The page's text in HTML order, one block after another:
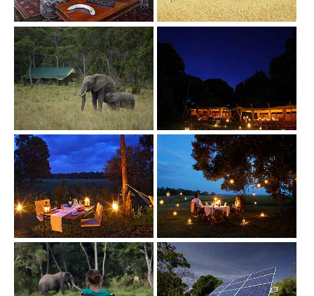
Show larger version Show larger version
Show larger version Show larger version
Show larger version Show larger version